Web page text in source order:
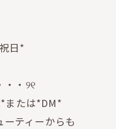
日*
・・୨୧
または*DM*
ティーからも